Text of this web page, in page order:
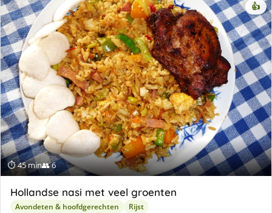
⏱ 45 min👥 6
👍
Hollandse nasi met veel groenten
Avondeten & hoofdgerechten Rijst